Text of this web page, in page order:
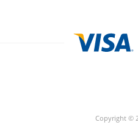
Copyright ©